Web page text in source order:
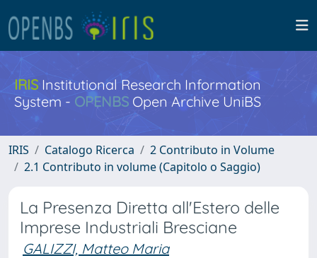
IRISInstitutional Research Information
System - OPENBS Open Archive UniBS
IRIS Catalogo Ricerca
2 Contributo in Volume
2.1 Contributo in volume (Capitolo o Saggio)
La Presenza Diretta all'Estero delle
Imprese Industriali Bresciane
GALIZZI, Matteo Maria